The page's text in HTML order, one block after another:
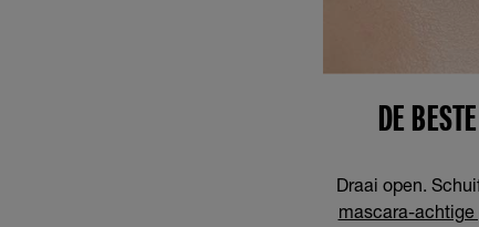
DE
Draai open.
mascara-achtige